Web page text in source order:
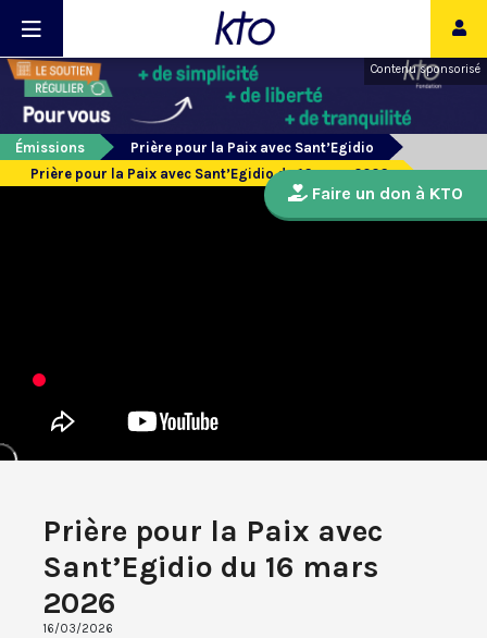
Contenu sponsorisé
Émissions
Prière pour la Paix avec Sant’Egidio
Prière pour la Paix avec Sant’Egidio du 16 mars 2026
Prière pour la Paix avec
Sant’Egidio du 16 mars
2026
16/03/2026
Faire un don à KTO